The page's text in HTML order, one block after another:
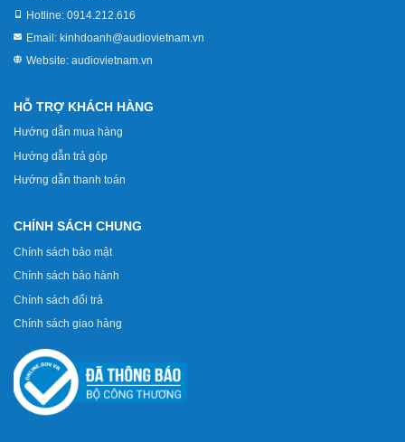
Hotline: 0914.212.616
Email: kinhdoanh@audiovietnam.vn
Website: audiovietnam.vn
HỖ TRỢ KHÁCH HÀNG
Hướng dẫn mua hàng
Hướng dẫn trả góp
Hướng dẫn thanh toán
CHÍNH SÁCH CHUNG
Chính sách bảo mật
Chính sách bảo hành
Chính sách đổi trả
Chính sách giao hàng